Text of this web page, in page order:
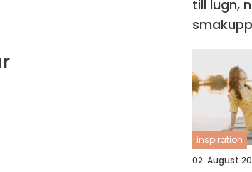
till lugn,
inspiration
02. August